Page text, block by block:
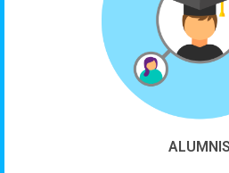
ALUMNIS